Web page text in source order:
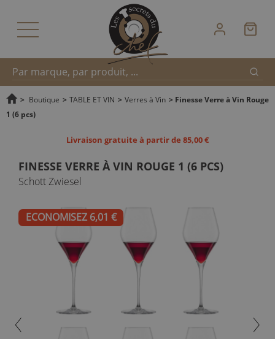
Recherche
> Boutique > TABLE ET VIN > Verres à Vin > Finesse Verre à Vin Rouge
1 (6 pcs)
Livraison gratuite à partir de 85,00 €
FINESSE VERRE À VIN ROUGE 1 (6 PCS)
Schott Zwiesel
ECONOMISEZ 6,01 €